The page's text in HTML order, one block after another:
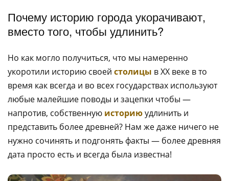
Почему историю города укорачивают,
вместо того, чтобы удлинить?
Но как могло получиться, что мы намеренно
укоротили историю своей столицы в XX веке в то
время как всегда и во всех государствах используют
любые малейшие поводы и зацепки чтобы —
напротив, собственную историюудлинить и
представить более древней? Нам же даже ничего не
нужно сочинять и подгонять факты — более древняя
дата просто есть и всегда была известна!